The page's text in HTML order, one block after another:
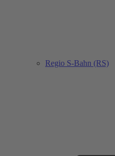
Regio S-Bahn (RS)